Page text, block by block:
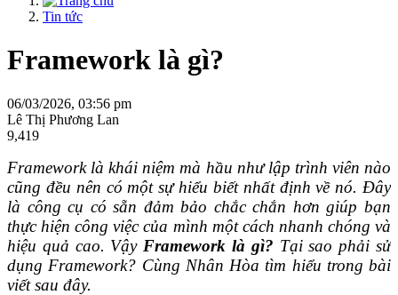
Tin tức
Framework là gì?
06/03/2026, 03:56 pm
Lê Thị Phương Lan
9,419
Framework là khái niệm mà hầu như lập trình viên nào
cũng đều nên có một sự hiểu biết nhất định về nó. Đây
là công cụ có sẵn đảm bảo chắc chắn hơn giúp bạn
thực hiện công việc của mình một cách nhanh chóng và
hiệu quả cao. Vậy Framework là gì? Tại sao phải sử
dụng Framework? Cùng Nhân Hòa tìm hiểu trong bài
viết sau đây.